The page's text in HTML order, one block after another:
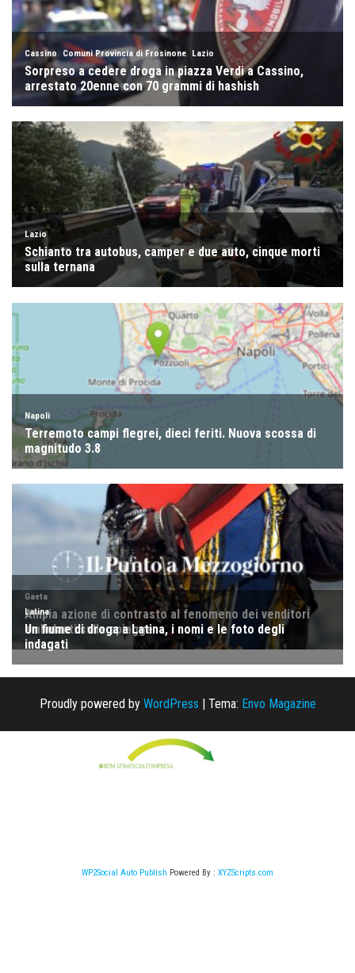
Proudly powered by WordPress | Tema: Envo Magazine
WP2Social Auto Publish Powered By : XYZScripts.com